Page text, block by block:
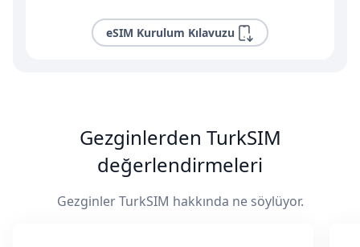
eSIM Kurulum Kılavuzu
Gezginlerden TurkSIM
değerlendirmeleri
Gezginler TurkSIM hakkında ne söylüyor.